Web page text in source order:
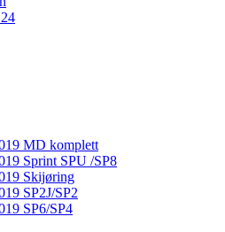
MD komplett
Sprint SPU /SP8
Skijøring
SP2J/SP2
SP6/SP4